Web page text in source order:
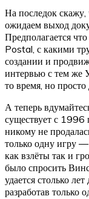
На последок
ожидаем выход
Предполагается
Postal, с какими
создании и
интервью с тем же
то время, но
А теперь
существует с 1996
никому не
только одну игру
как взлёты так и
было спросить
удается столько
разработав только